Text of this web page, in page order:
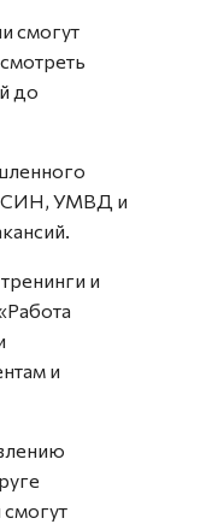
смогут
до
УМВД и
и
и